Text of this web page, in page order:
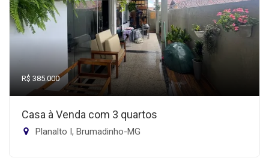
R$ 385.000
Casa à Venda com 3 quartos
Planalto I, Brumadinho-MG